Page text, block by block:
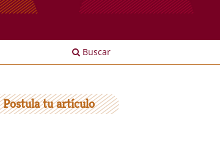
Buscar
Postula tu artículo